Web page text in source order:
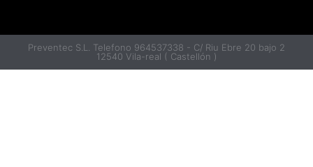
Preventec S.L. Telefono 964537338 - C/ Riu Ebre 20 bajo 2
12540 Vila-real ( Castellón )